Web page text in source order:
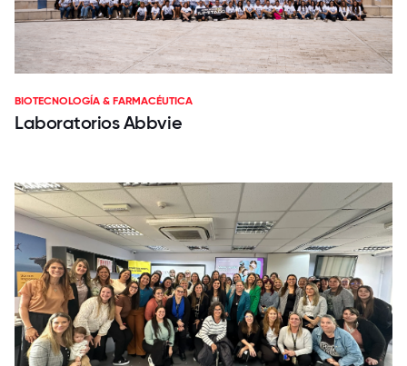
BIOTECNOLOGÍA & FARMACÉUTICA
Laboratorios Abbvie